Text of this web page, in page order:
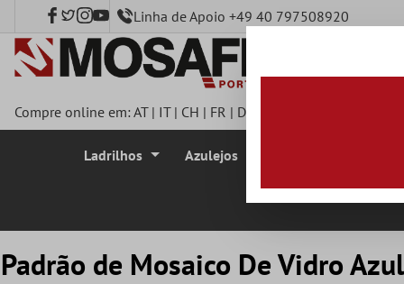
principal Linha de Apoio +49 40 797508920
Compre online em:AT| IT| CH | FR | DE
Ladrilhos Azulejos
Padrão de Mosaico De Vidro